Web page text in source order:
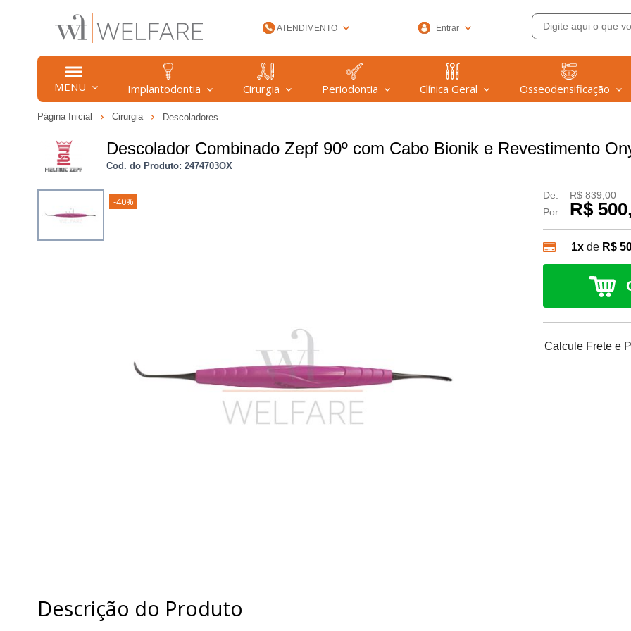
ATENDIMENTO
(47) 99608-9753
Entrar
MENU Implantodontia Cirurgia Periodontia Clínica Geral Osseodensificação
Página Inicial Cirurgia Descoladores
Descolador Combinado Zepf 90º com Cabo Bionik e Revestimento
Cod. do Produto: 2474703OX
-40% De:
R$ 839,00
Por:
R$
1x de R$
Calcule Frete e
Descrição do Produto